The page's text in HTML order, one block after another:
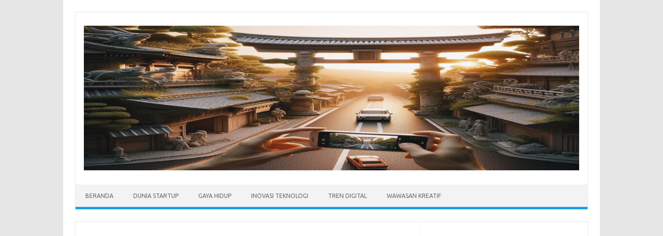
content
BERANDA DUNIA STARTUP GAYA HIDUP INOVASI TEKNOLOGI TREN DIGITAL WAWASAN KREATIF